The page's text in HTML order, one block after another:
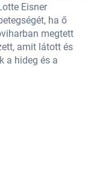
Eisner
ha ő
megtett
amit látott és
a hideg és a